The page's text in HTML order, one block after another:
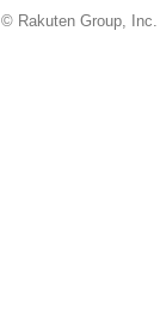
© Rakuten Group, Inc.